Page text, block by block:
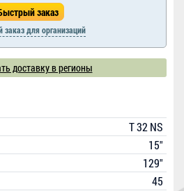
для организаций
доставку в регионы
T 32 NS
15"
129"
45